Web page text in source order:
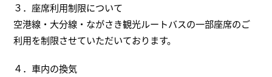
３．座席利用制限について
空港線・大分線・ながさき観光ルートバスの一部座席のご
利用を制限させていただいております。
４．車内の換気